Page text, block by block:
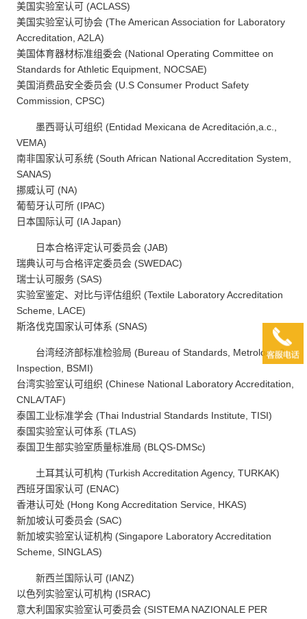
美国实验室认可 (ACLASS)
美国实验室认可协会 (The American Association for Laboratory
Accreditation, A2LA)
美国体育器材标准组委会 (National Operating Committee on
Standards for Athletic Equipment, NOCSAE)
美国消费品安全委员会 (U.S Consumer Product Safety
Commission, CPSC)
墨西哥认可组织 (Entidad Mexicana de Acreditación,a.c.,
VEMA)
南非国家认可系统 (South African National Accreditation System,
SANAS)
挪威认可 (NA)
葡萄牙认可所 (IPAC)
日本国际认可 (IA Japan)
日本合格评定认可委员会 (JAB)
瑞典认可与合格评定委员会 (SWEDAC)
瑞士认可服务 (SAS)
实验室鉴定、对比与评估组织 (Textile Laboratory Accreditation
Scheme, LACE)
斯洛伐克国家认可体系 (SNAS)
台湾经济部标准检验局 (Bureau of Standards, Metrology &
Inspection, BSMI)
台湾实验室认可组织 (Chinese National Laboratory Accreditation,
CNLA/TAF)
泰国工业标准学会 (Thai Industrial Standards Institute, TISI)
泰国实验室认可体系 (TLAS)
泰国卫生部实验室质量标准局 (BLQS-DMSc)
土耳其认可机构 (Turkish Accreditation Agency, TURKAK)
西班牙国家认可 (ENAC)
香港认可处 (Hong Kong Accreditation Service, HKAS)
新加坡认可委员会 (SAC)
新加坡实验室认证机构 (Singapore Laboratory Accreditation
Scheme, SINGLAS)
新西兰国际认可 (IANZ)
以色列实验室认可机构 (ISRAC)
意大利国家实验室认可委员会 (SISTEMA NAZIONALE PER